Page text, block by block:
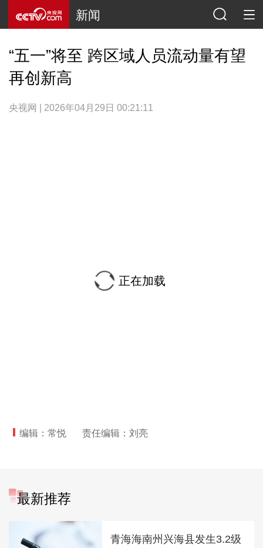
新闻
“五一”将至 跨区域人员流动量有望
再创新高
央视网 | 2026年04月29日 00:21:11
正在加载
编辑：常悦 责任编辑：刘亮
最新推荐
青海海南州兴海县发生3.2级